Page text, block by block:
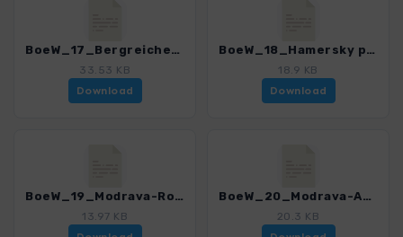
BoeW_17_BergreichensteinerZweig.gpx
33.53 KB
Download
BoeW_18_Hamersky potok.gpx
18.9 KB
Download
BoeW_19_Modrava-Roklansky potok.gpx
13.97 KB
BoeW_20_Modrava-Antygl.gpx
20.3 KB